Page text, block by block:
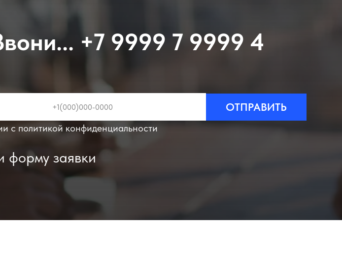
+7 9999 7 9999 4
с политикой конфиденциальности
форму заявки
ОТПРАВИТЬ